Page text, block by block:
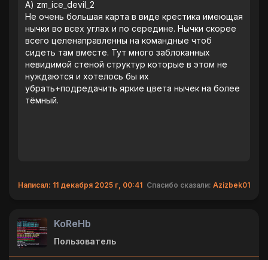
‎А) zm_ice_devil_2
‎Не очень большая карта в виде крестика имеющая
нычки во всех углах и по середине. Нычки скорее
всего целенаправленны на командные чтоб
сидеть там вместе. Тут много заблоканных
невидимой стеной структур которые в этом не
нуждаются и хотелось бы их
убрать+подредачить яркие цвета нычек на более
тëмный.
Написал: 11 декабря 2025 г, 00:41 Спасибо сказали: Azizbek01
KoReHb
Пользователь